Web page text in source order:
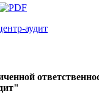
аудит